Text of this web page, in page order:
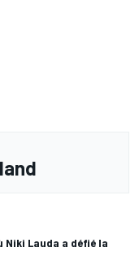
Niki Lauda a défié la